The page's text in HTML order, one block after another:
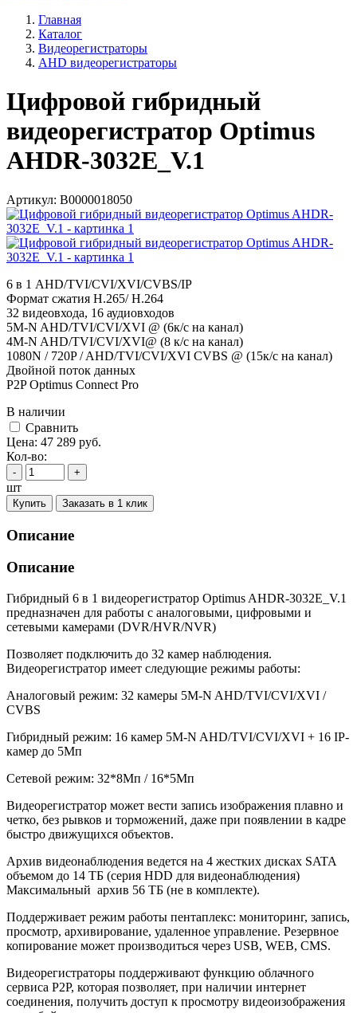
Главная
Каталог
Видеорегистраторы
AHD видеорегистраторы
Цифровой гибридный
видеорегистратор Optimus
AHDR-3032E_V.1
Артикул: В0000018050
6 в 1 AHD/TVI/CVI/XVI/CVBS/IP
Формат сжатия H.265/ H.264
32 видеовхода, 16 аудиовходов
5M-N AHD/TVI/CVI/XVI @ (6к/с на канал)
4M-N AHD/TVI/CVI/XVI@ (8 к/с на канал)
1080N / 720P / AHD/TVI/CVI/XVI CVBS @ (15к/с на канал)
Двойной поток данных
P2P Optimus Connect Pro
В наличии
Cравнить
Цена: 47 289 руб.
Кол-во:
- +
шт
Купить Заказать в 1 клик
Описание
Описание
Гибридный 6 в 1 видеорегистратор Optimus AHDR-3032E_V.1
предназначен для работы с аналоговыми, цифровыми и
сетевыми камерами (DVR/HVR/NVR)
Позволяет подключить до 32 камер наблюдения.
Видеорегистратор имеет следующие режимы работы:
Аналоговый режим: 32 камеры 5M-N AHD/TVI/CVI/XVI /
CVBS
Гибридный режим: 16 камер 5M-N AHD/TVI/CVI/XVI + 16 IP-
камер до 5Мп
Сетевой режим: 32*8Мп / 16*5Мп
Видеорегистратор может вести запись изображения плавно и
четко, без рывков и торможений, даже при появлении в кадре
быстро движущихся объектов.
Архив видеонаблюдения ведется на 4 жестких дисках SATA
объемом до 14 ТБ (серия HDD для видеонаблюдения)
Максимальный архив 56 TБ (не в комплекте).
Поддерживает режим работы пентаплекс: мониторинг, запись,
просмотр, архивирование, удаленное управление. Резервное
копирование может производиться через USB, WEB, CMS.
Видеорегистраторы поддерживают функцию облачного
сервиса P2P, которая позволяет, при наличии интернет
соединения, получить доступ к просмотру видеоизображения